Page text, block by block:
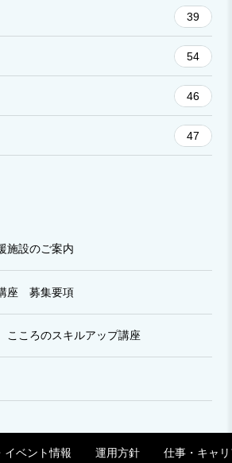
39
54
46
47
施設のご案内
座 募集要項
ころのスキルアップ講座
イベント情報 運用方針 仕事・キャ